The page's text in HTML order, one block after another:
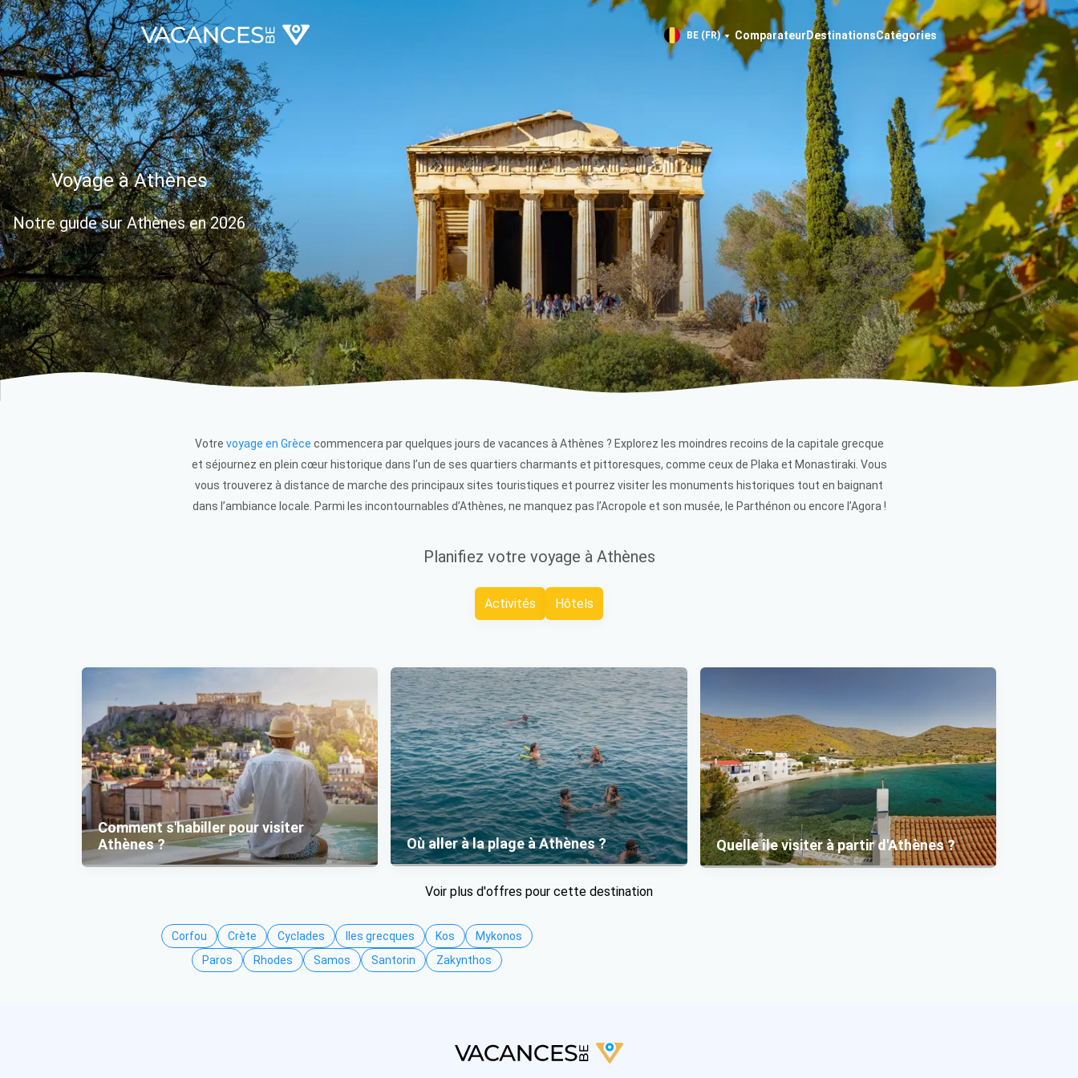
BE (FR) Comparateur DestinationsCatégories
Voyage à Athènes
Notre guide sur Athènes en 2026
Votre voyage en Grèce commencera par quelques jours de vacances à Athènes ? Explorez les moindres recoins de la capitale grecque
et séjournez en plein cœur historique dans l’un de ses quartiers charmants et pittoresques, comme ceux de Plaka et Monastiraki. Vous
vous trouverez à distance de marche des principaux sites touristiques et pourrez visiter les monuments historiques tout en baignant
dans l’ambiance locale. Parmi les incontournables d’Athènes, ne manquez pas l’Acropole et son musée, le Parthénon ou encore l’Agora !
Planifiez votre voyage à Athènes
Activités Hôtels
Comment s'habiller pour visiter
Athènes ?
Où aller à la plage à Athènes ? Quelle île visiter à partir d'Athènes ?
Voir plus d'offres pour cette destination
Corfou Crète Cyclades Iles grecques Kos
Mykonos
Paros
Rhodes Samos Santorin Zakynthos